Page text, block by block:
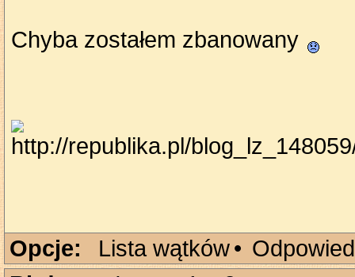
Chyba zostałem zbanowany
Opcje: Lista wątków•